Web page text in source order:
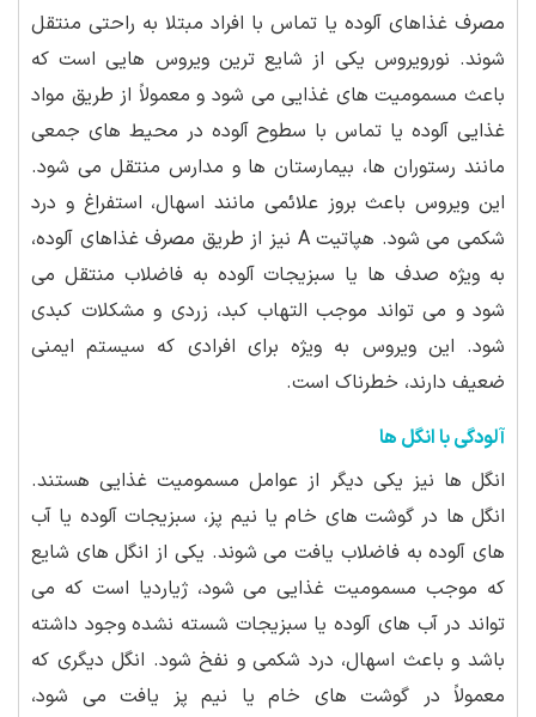
مصرف غذاهای آلوده یا تماس با افراد مبتلا به راحتی منتقل
شوند. نورویروس یکی از شایع ترین ویروس هایی است که
باعث مسمومیت های غذایی می شود و معمولاً از طریق مواد
غذایی آلوده یا تماس با سطوح آلوده در محیط های جمعی
مانند رستوران ها، بیمارستان ها و مدارس منتقل می شود.
این ویروس باعث بروز علائمی مانند اسهال، استفراغ و درد
شکمی می شود. هپاتیت A نیز از طریق مصرف غذاهای آلوده،
به ویژه صدف ها یا سبزیجات آلوده به فاضلاب منتقل می
شود و می تواند موجب التهاب کبد، زردی و مشکلات کبدی
شود. این ویروس به ویژه برای افرادی که سیستم ایمنی
ضعیف دارند، خطرناک است.
آلودگی با انگل ها
انگل ها نیز یکی دیگر از عوامل مسمومیت غذایی هستند.
انگل ها در گوشت های خام یا نیم پز، سبزیجات آلوده یا آب
های آلوده به فاضلاب یافت می شوند. یکی از انگل های شایع
که موجب مسمومیت غذایی می شود، ژیاردیا است که می
تواند در آب های آلوده یا سبزیجات شسته نشده وجود داشته
باشد و باعث اسهال، درد شکمی و نفخ شود. انگل دیگری که
معمولاً در گوشت های خام یا نیم پز یافت می شود،